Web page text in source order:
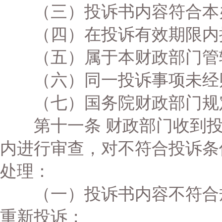
（三）投诉书内容符合本
（四）在投诉有效期限内
（五）属于本财政部门管
（六）同一投诉事项未经
（七）国务院财政部门规
第十一条 财政部门收到投
内进行审查，对不符合投诉
处理：
（一）投诉书内容不符合
重新投诉；